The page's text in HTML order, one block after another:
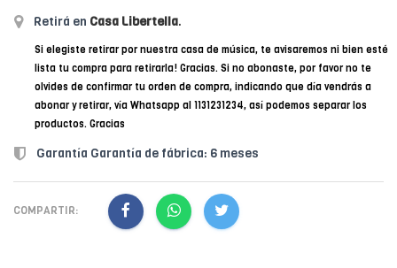
Retirá en Casa Libertella.
Si elegiste retirar por nuestra casa de música, te avisaremos ni bien esté
lista tu compra para retirarla! Gracias. Si no abonaste, por favor no te
olvides de confirmar tu orden de compra, indicando que día vendrás a
abonar y retirar, vía Whatsapp al 1131231234, así podemos separar los
productos. Gracias
Garantía Garantía de fábrica: 6 meses
COMPARTIR: